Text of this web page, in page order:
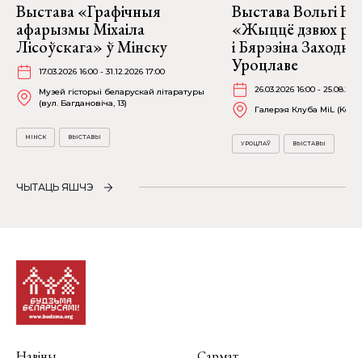
Выстава «Графічныя
афарызмы Міхаіла
Лісоўскага» ў Мінску
17.03.2026 16:00 - 31.12.2026 17:00
Музей гісторыі беларускай літаратуры
(вул. Багдановіча, 13)
МІНСК ВЫСТАВЫ
Выстава Вольгі
«Жыццё дзвюх
і Бярэзіна
Уроцлаве
26.03.2026 16:00 -
Галерэя Клуба MiL
УРОЦЛАЎ ВЫСТАВЫ
ЧЫТАЦЬ ЯШЧЭ